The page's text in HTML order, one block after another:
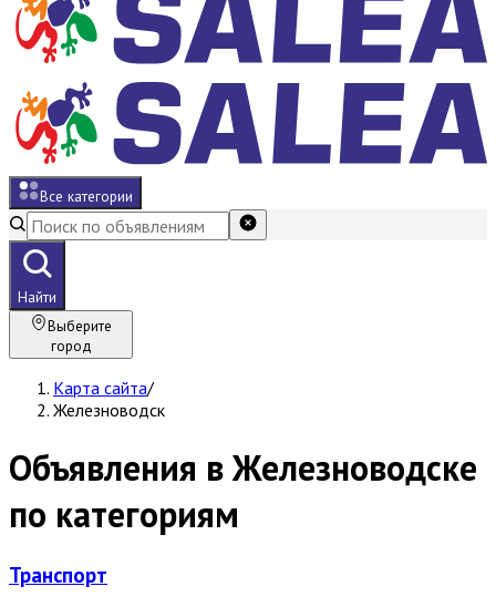
Все категории
Найти
Выберите
город
Карта сайта/
Железноводск
Объявления в Железноводске
по категориям
Транспорт